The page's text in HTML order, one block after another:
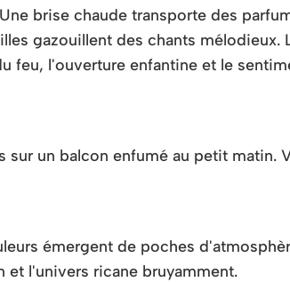
brise chaude transporte des
gazouillent des chants mélodieux.
feu, l'ouverture enfantine et le
un balcon enfumé au petit matin.
émergent de poches
et l'univers ricane bruyamment.